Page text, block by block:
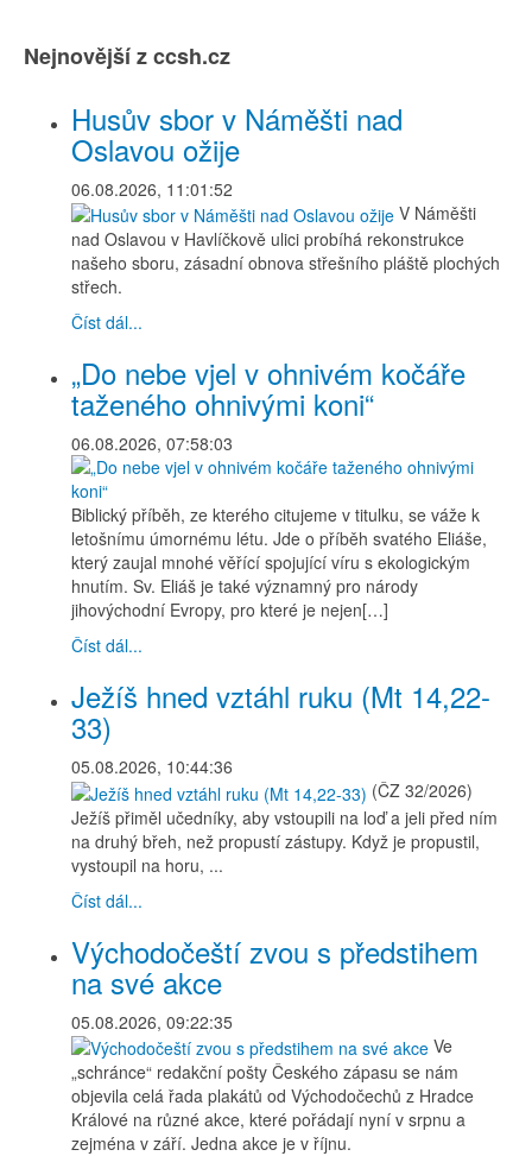
Nejnovější z ccsh.cz
Husův sbor v Náměšti nad
Oslavou ožije
06.08.2026, 11:01:52
V Náměšti
nad Oslavou v Havlíčkově ulici probíhá rekonstrukce
našeho sboru, zásadní obnova střešního pláště plochých
střech.
Číst dál...
„Do nebe vjel v ohnivém kočáře
taženého ohnivými koni“
06.08.2026, 07:58:03
Biblický příběh, ze kterého citujeme v titulku, se váže k
letošnímu úmornému létu. Jde o příběh svatého Eliáše,
který zaujal mnohé věřící spojující víru s ekologickým
hnutím. Sv. Eliáš je také významný pro národy
jihovýchodní Evropy, pro které je nejen[…]
Číst dál...
Ježíš hned vztáhl ruku (Mt 14,22-
33)
05.08.2026, 10:44:36
(ČZ 32/2026)
Ježíš přiměl učedníky, aby vstoupili na loď a jeli před ním
na druhý břeh, než propustí zástupy. Když je propustil,
vystoupil na horu, ...
Číst dál...
Východočeští zvou s předstihem
na své akce
05.08.2026, 09:22:35
Ve
„schránce“ redakční pošty Českého zápasu se nám
objevila celá řada plakátů od Východočechů z Hradce
Králové na různé akce, které pořádají nyní v srpnu a
zejména v září. Jedna akce je v říjnu.